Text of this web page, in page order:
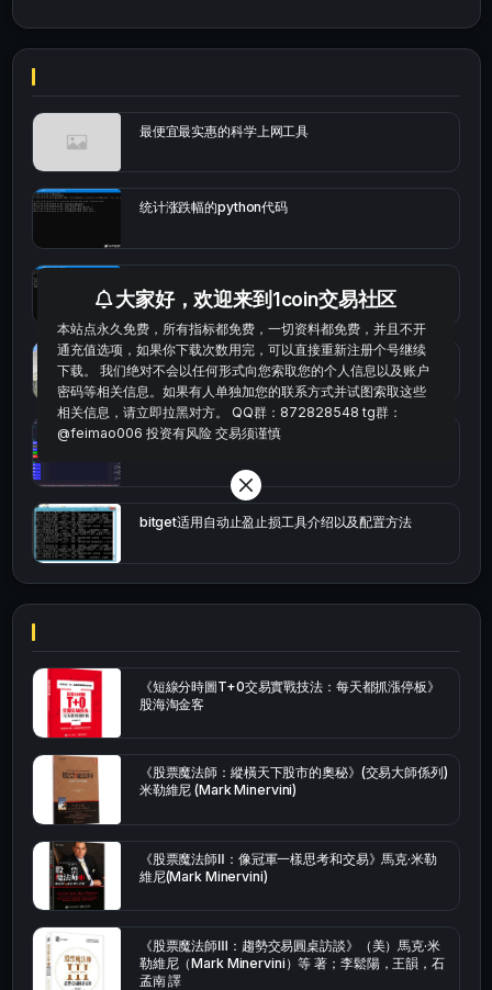
最便宜最实惠的科学上网工具
统计涨跌幅的python代码
bybit安卓端
Multi-indicator Resonance 多指标共振趋势自动交
bitget适用自动止盈止损工具介绍以及配置方法
《短線分時圖T+0交易實戰技法：每天都抓漲停板》
股海淘金客
《股票魔法師：縱橫天下股市的奧秘》(交易大師係列)
米勒維尼 (Mark Minervini)
《股票魔法師Ⅱ：像冠軍一樣思考和交易》馬克·米勒
維尼(Mark Minervini)
《股票魔法師Ⅲ：趨勢交易圓桌訪談》（美）馬克·米
勒維尼（Mark Minervini）等 著；李鬆陽，王韻，石
孟南 譯
大家好，欢迎来到1coin交易社区
本站点永久免费，所有指标都免费，一切资料都免费，并且不开
通充值选项，如果你下载次数用完，可以直接重新注册个号继续
下载。 我们绝对不会以任何形式向您索取您的个人信息以及账户
密码等相关信息。如果有人单独加您的联系方式并试图索取这些
相关信息，请立即拉黑对方。 QQ群：872828548 tg群：
@feimao006 投资有风险 交易须谨慎